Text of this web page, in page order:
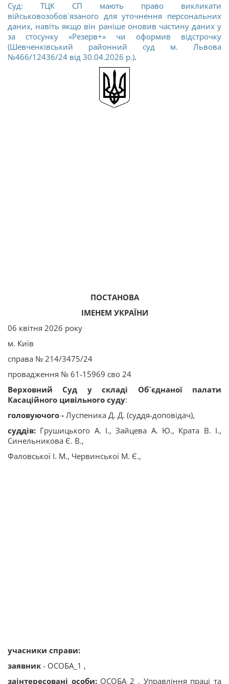
Суд: ТЦК СП мають право викликати
військовозобов`язаного для уточнення персональних
даних, навіть якщо він раніше оновив частину даних у
за стосунку «Резерв+» чи оформив відстрочку
(Шевченківський районний суд м. Львова
№466/12436/24 від 30.04.2026 р.).
ПОСТАНОВА
ІМЕНЕМ УКРАЇНИ
06 квітня 2026 року
м. Київ
справа № 214/3475/24
провадження № 61-15969 сво 24
Верховний Суд у складі Об`єднаної палати
Касаційного цивільного суду:
головуючого - Луспеника Д. Д. (суддя-доповідач),
суддів: Грушицького А. І., Зайцева А. Ю., Крата В. І.,
Синельникова Є. В.,
Фаловської І. М., Червинської М. Є.,
учасники справи:
заявник - ОСОБА_1 ,
заінтересовані особи:ОСОБА_2 , Управління праці та